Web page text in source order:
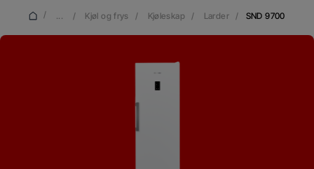
/ ... / Kjøl og frys / Kjøleskap / Larder / SND 9700